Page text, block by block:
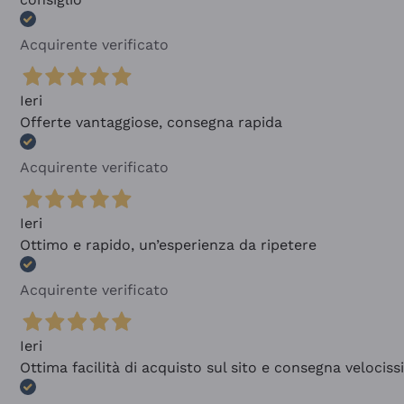
Acquirente verificato
Ieri
Offerte vantaggiose, consegna rapida
Acquirente verificato
Ieri
Ottimo e rapido, un’esperienza da ripetere
Acquirente verificato
Ieri
Ottima facilità di acquisto sul sito e consegna